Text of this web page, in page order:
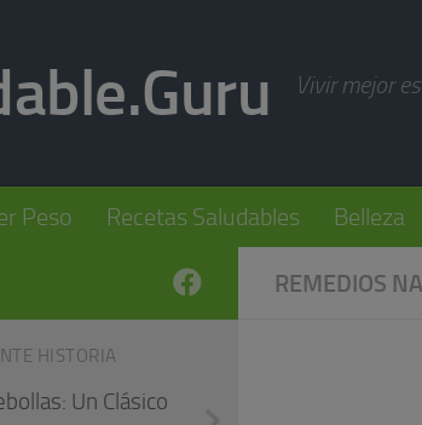
Vivir mejor
Peso Recetas Saludables Belleza
REMEDIOS
HISTORIA
Un Clásico